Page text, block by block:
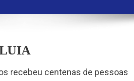
recebeu centenas de pessoas